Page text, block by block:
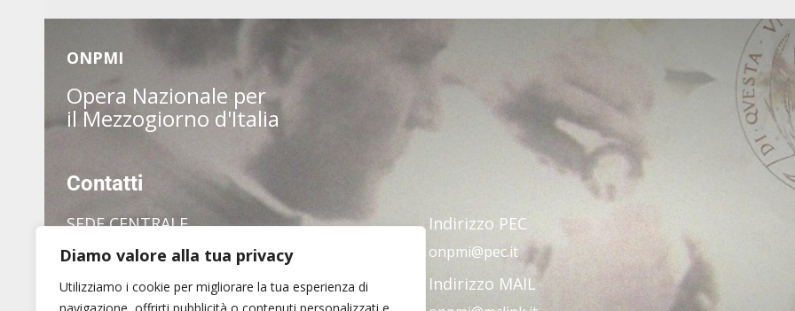
Diamo valore alla tua privacy
Utilizziamo i cookie per migliorare la tua esperienza di
ONPMI
Opera Nazionale per
il Mezzogiorno d'Italia
Contatti
SEDE CENTRALE
via dei Pianellari, 7
00186 Roma
Tel. (+39) 06 6880 1409
Indirizzo PEC
onpmi@pec.it
Indirizzo MAIL